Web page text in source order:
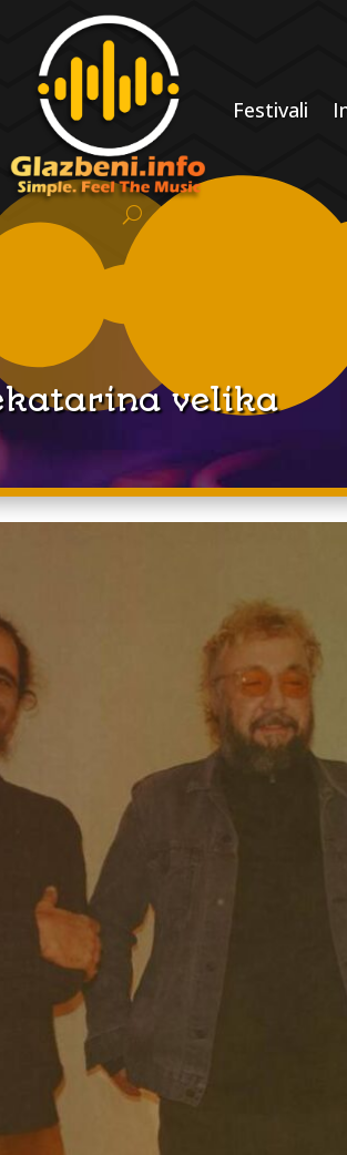
Festivali
velika